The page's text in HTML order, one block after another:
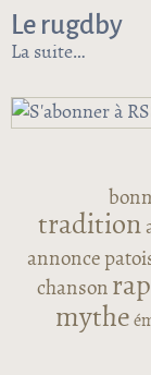
Le rugdby
La suitede Le
tradition
annonce
chanson rap
mythe